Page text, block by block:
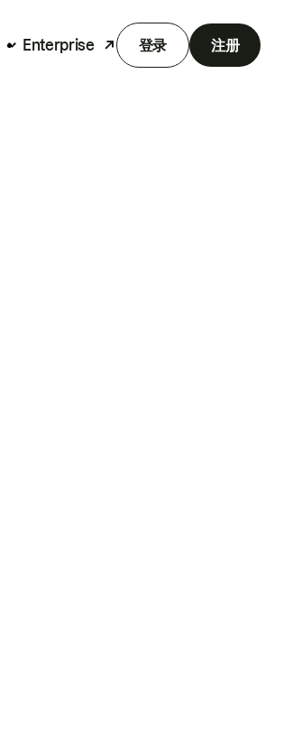
Enterprise 登录 注册